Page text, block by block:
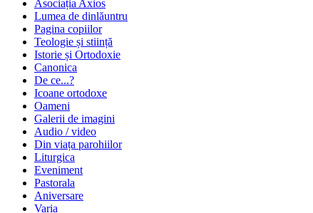
Asociația Axios
Lumea de dinlăuntru
Pagina copiilor
Teologie și stiință
Istorie și Ortodoxie
Canonica
De ce...?
Icoane ortodoxe
Oameni
Galerii de imagini
Audio / video
Din viața parohiilor
Liturgica
Eveniment
Pastorala
Aniversare
Varia